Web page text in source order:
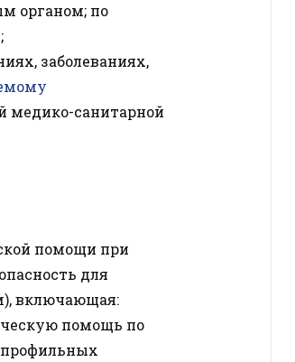
органом; по
заболеваниях,
медико-санитарной
помощи при
для
включающая:
помощь по